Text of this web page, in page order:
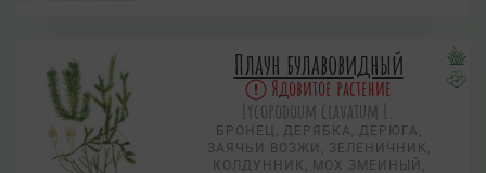
Плаун булавовидный
Ядовитое растение
Lycopodoum clavatum L.
БРОНЕЦ, ДЕРЯБКА, ДЕРЮГА,
ЗАЯЧЬИ ВОЗЖИ, ЗЕЛЕНИЧНИК,
КОЛДУННИК, МОХ ЗМЕИНЫЙ,